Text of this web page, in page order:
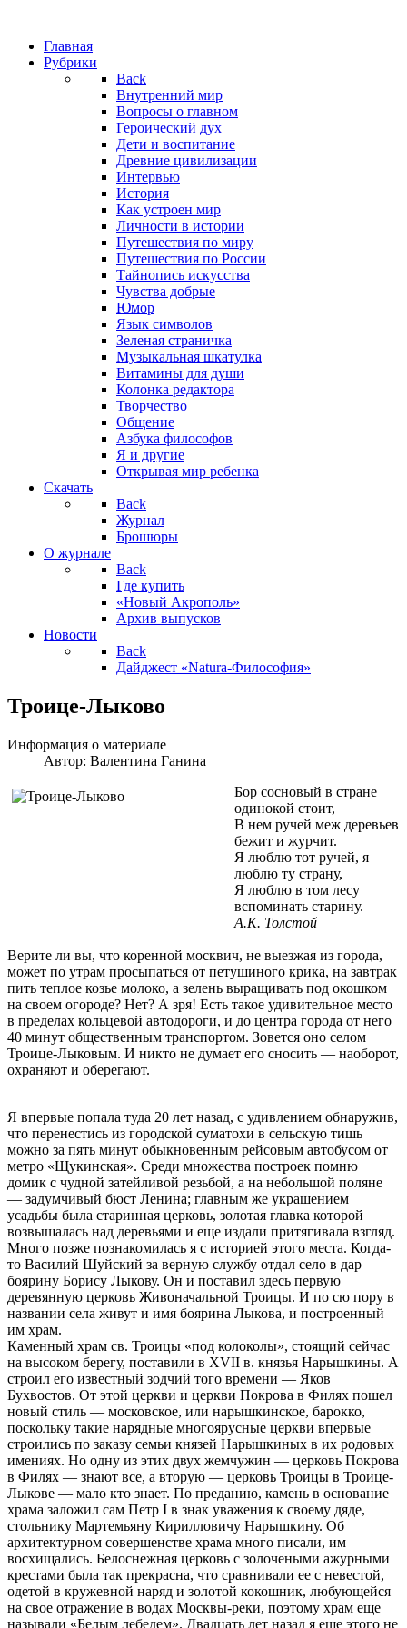
Главная
Рубрики
Back
Внутренний мир
Вопросы о главном
Героический дух
Дети и воспитание
Древние цивилизации
Интервью
История
Как устроен мир
Личности в истории
Путешествия по миру
Путешествия по России
Тайнопись искусства
Чувства добрые
Юмор
Язык символов
Зеленая страничка
Музыкальная шкатулка
Витамины для души
Колонка редактора
Творчество
Общение
Азбука философов
Я и другие
Открывая мир ребенка
Скачать
Back
Журнал
Брошюры
О журнале
Back
Где купить
«Новый Акрополь»
Архив выпусков
Новости
Back
Дайджест «Natura-Философия»
Троице-Лыково
Информация о материале
Автор: Валентина Ганина
Бор сосновый в стране
одинокой стоит,
В нем ручей меж деревьев
бежит и журчит.
Я люблю тот ручей, я
люблю ту страну,
Я люблю в том лесу
вспоминать старину.
А.К. Толстой
Верите ли вы, что коренной москвич, не выезжая из города,
может по утрам просыпаться от петушиного крика, на завтрак
пить теплое козье молоко, а зелень выращивать под окошком
на своем огороде? Нет? А зря! Есть такое удивительное место
в пределах кольцевой автодороги, и до центра города от него
40 минут общественным транспортом. Зовется оно селом
Троице-Лыковым. И никто не думает его сносить — наоборот,
охраняют и оберегают.
Я впервые попала туда 20 лет назад, с удивлением обнаружив,
что перенестись из городской суматохи в сельскую тишь
можно за пять минут обыкновенным рейсовым автобусом от
метро «Щукинская». Среди множества построек помню
домик с чудной затейливой резьбой, а на небольшой поляне
— задумчивый бюст Ленина; главным же украшением
усадьбы была старинная церковь, золотая главка которой
возвышалась над деревьями и еще издали притягивала взгляд.
Много позже познакомилась я с историей этого места. Когда-
то Василий Шуйский за верную службу отдал село в дар
боярину Борису Лыкову. Он и поставил здесь первую
деревянную церковь Живоначальной Троицы. И по сю пору в
названии села живут и имя боярина Лыкова, и построенный
им храм.
Каменный храм св. Троицы «под колоколы», стоящий сейчас
на высоком берегу, поставили в XVII в. князья Нарышкины. А
строил его известный зодчий того времени — Яков
Бухвостов. От этой церкви и церкви Покрова в Филях пошел
новый стиль — московское, или нарышкинское, барокко,
поскольку такие нарядные многоярусные церкви впервые
строились по заказу семьи князей Нарышкиных в их родовых
имениях. Но одну из этих двух жемчужин — церковь Покрова
в Филях — знают все, а вторую — церковь Троицы в Троице-
Лыкове — мало кто знает. По преданию, камень в основание
храма заложил сам Петр I в знак уважения к своему дяде,
стольнику Мартемьяну Кирилловичу Нарышкину. Об
архитектурном совершенстве храма много писали, им
восхищались. Белоснежная церковь с золочеными ажурными
крестами была так прекрасна, что сравнивали ее с невестой,
одетой в кружевной наряд и золотой кокошник, любующейся
на свое отражение в водах Москвы-реки, поэтому храм еще
называли «Белым лебедем». Двадцать лет назад я еще этого не